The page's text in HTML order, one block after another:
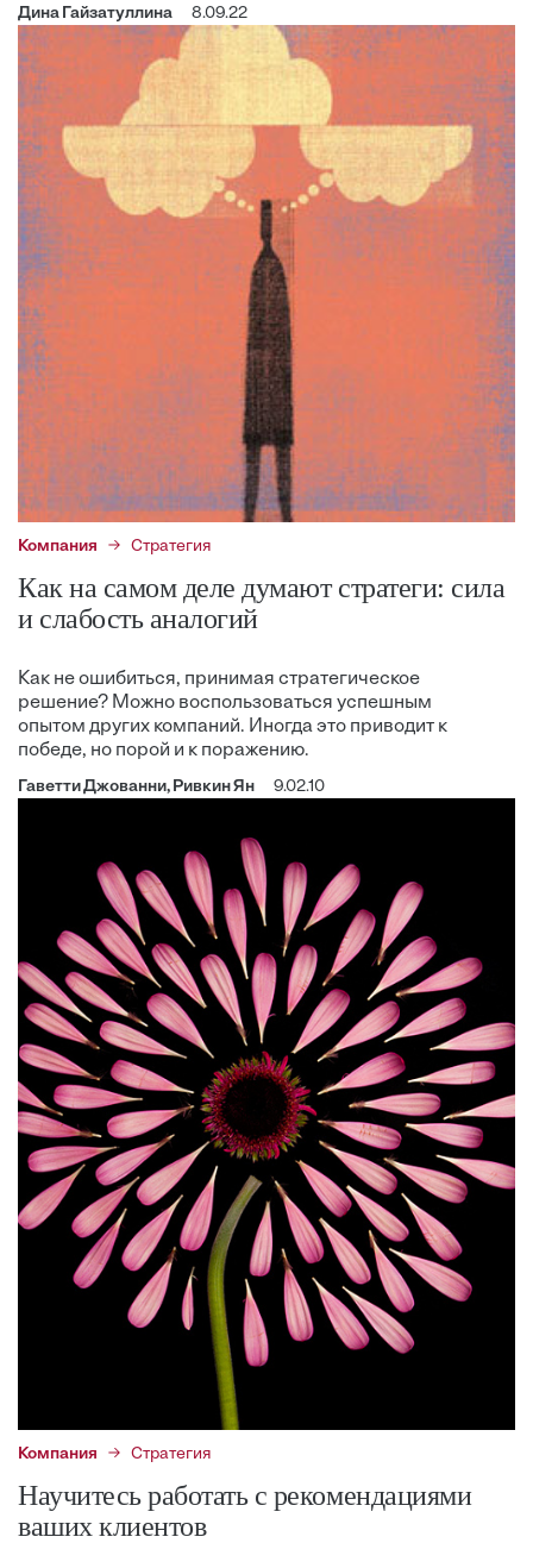
Дина Гайзатуллина 8.09.22
Компания Стратегия
Как на самом деле думают стратеги: сила
и слабость аналогий
Как не ошибиться, принимая стратегическое
решение? Можно воспользоваться успешным
опытом других компаний. Иногда это приводит к
победе, но порой и к поражению.
Гаветти Джованни, Ривкин Ян 9.02.10
Компания Стратегия
Научитесь работать с рекомендациями
ваших клиентов